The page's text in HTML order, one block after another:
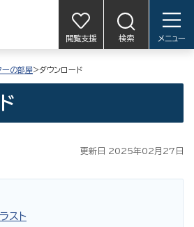
閲覧支援 検索 メニュー
ーの部屋>ダウンロード
更新日 2025年02月27日
スト